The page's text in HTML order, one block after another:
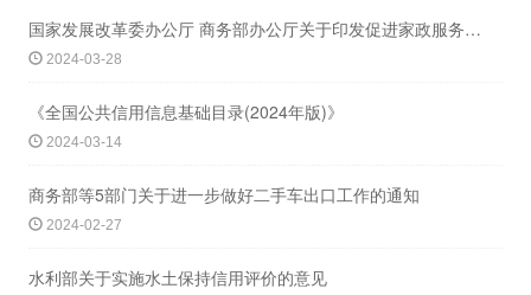
国家发展改革委办公厅 商务部办公厅关于印发促进家政服务业提质扩容2024年工作要
2024-03-28
《全国公共信用信息基础目录(2024年版)》
2024-03-14
商务部等5部门关于进一步做好二手车出口工作的通知
2024-02-27
水利部关于实施水土保持信用评价的意见